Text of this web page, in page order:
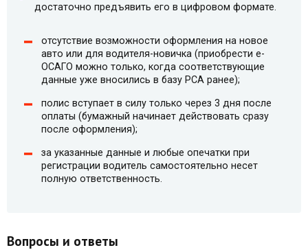
достаточно предъявить его в цифровом формате.
отсутствие возможности оформления на новое
авто или для водителя-новичка (приобрести e-
ОСАГО можно только, когда соответствующие
данные уже вносились в базу РСА ранее);
полис вступает в силу только через 3 дня после
оплаты (бумажный начинает действовать сразу
после оформления);
за указанные данные и любые опечатки при
регистрации водитель самостоятельно несет
полную ответственность.
Вопросы и ответы